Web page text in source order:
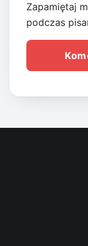
Zapamiętaj
podczas